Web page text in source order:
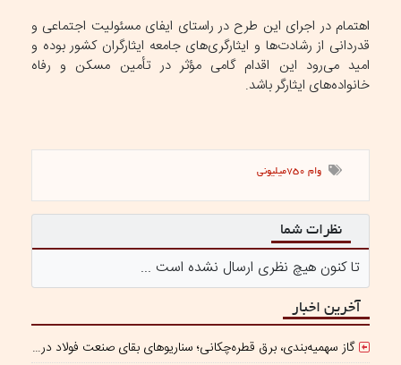
اهتمام در اجرای این طرح در راستای ایفای مسئولیت اجتماعی و
قدردانی از رشادت‌ها و ایثارگری‌های جامعه ایثارگران کشور بوده و
امید می‌رود این اقدام گامی مؤثر در تأمین مسکن و رفاه
خانواده‌های ایثارگر باشد.
وام 750میلیونی
نظرات شما
تا کنون هیچ نظری ارسال نشده است ...
آخرین اخبار
گاز سهمیه‌بندی، برق قطره‌چکانی؛ سناریوهای بقای صنعت فولاد در برزخ ناترازی و ریسک‌های ژئوپلیتیک